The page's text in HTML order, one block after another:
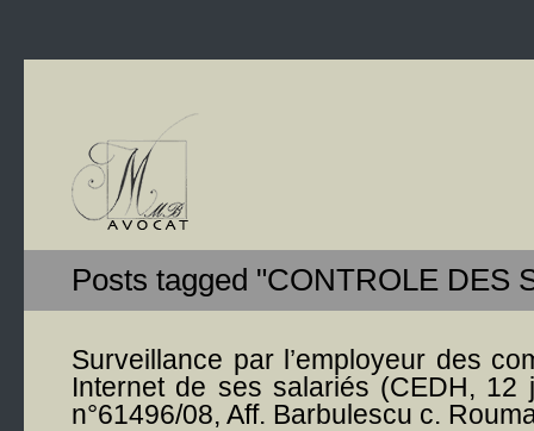
Posts tagged "CONTROLE DES
Surveillance par l’employeur des
Internet de ses salariés (CEDH, 12
n°61496/08, Aff. Barbulescu c.